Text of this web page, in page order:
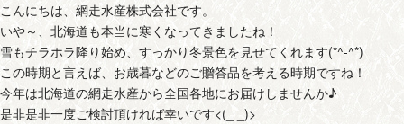
こんにちは、網走水産株式会社です。
いや～、北海道も本当に寒くなってきましたね！
雪もチラホラ降り始め、すっかり冬景色を見せてくれます(*^-^*)
この時期と言えば、お歳暮などのご贈答品を考える時期ですね！
今年は北海道の網走水産から全国各地にお届けしませんか♪
是非是非一度ご検討頂ければ幸いです<(_ _)>